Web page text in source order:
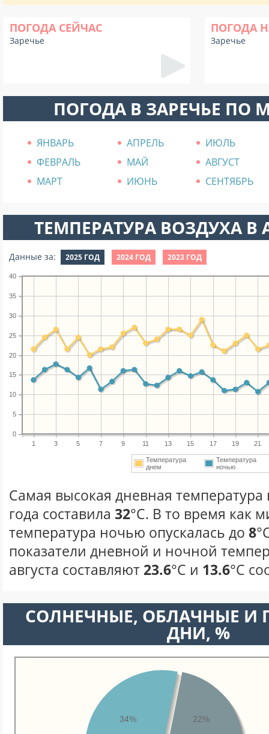
ПОГОДА СЕЙЧАС
Заречье
ПОГОДА
Заречье
ПОГОДА В ЗАРЕЧЬЕ ПО
ЯНВАРЬ АПРЕЛЬ
ИЮЛЬ
ФЕВРАЛЬ
МАЙ
АВГУСТ
МАРТ
ИЮНЬ СЕНТЯБРЬ
ТЕМПЕРАТУРА ВОЗДУХА В
Данные за: 2025 ГОД 2024 ГОД 2023 ГОД
1 3 5 7 9 11 13 15 17 19 21
0
5
10
15
20
25
30
35
40
Температура
днем
Температура
ночью
Самая высокая дневная температура
года составила 32°С. В то время как
температура ночью опускалась до 8
показатели дневной и ночной
августа составляют 23.6°С и 13.6°С
CОЛНЕЧНЫЕ, ОБЛАЧНЫЕ И
ДНИ, %
34% 22%